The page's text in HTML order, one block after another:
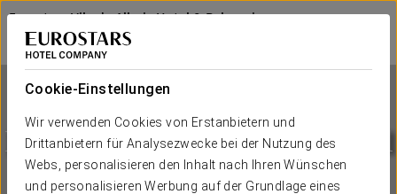
Cookie-Einstellungen
Wir verwenden Cookies von Erstanbietern und
Drittanbietern für Analysezwecke bei der Nutzung des
Webs, personalisieren den Inhalt nach Ihren Wünschen
und personalisieren Werbung auf der Grundlage eines
Eurostars Vila de Allariz Hotel & Balneario
OURENSE - ALLARIZ
Eurostars Vila de Allariz Hotel
& Balneario